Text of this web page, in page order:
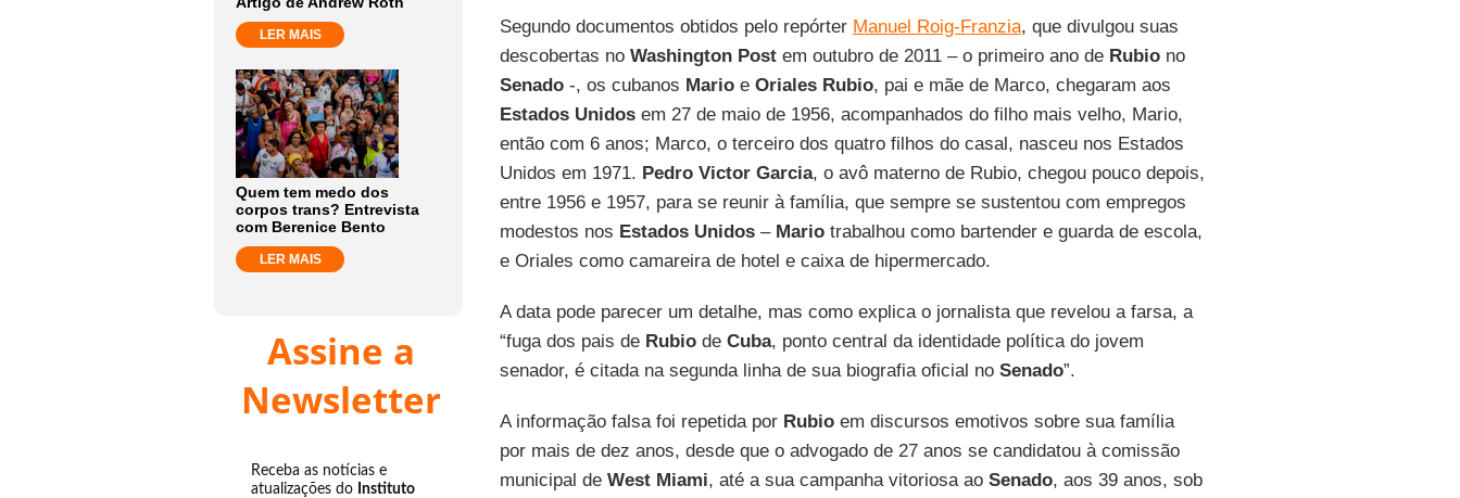
LER MAIS
Quem tem medo dos
corpos trans? Entrevista
com Berenice Bento
LER MAIS
Assine a
Newsletter
Receba as notícias e
atualizações do Instituto
Segundo documentos obtidos pelo repórter Manuel Roig-Franzia, que divulgou suas
descobertas no Washington Postem outubro de 2011 – o primeiro ano de Rubiono
Senado-, os cubanos Marioe Oriales Rubio, pai e mãe de Marco, chegaram aos
Estados Unidosem 27 de maio de 1956, acompanhados do filho mais velho, Mario,
então com 6 anos; Marco, o terceiro dos quatro filhos do casal, nasceu nos Estados
Unidos em 1971. Pedro Victor Garcia, o avô materno de Rubio, chegou pouco depois,
entre 1956 e 1957, para se reunir à família, que sempre se sustentou com empregos
modestos nos Estados Unidos– Mariotrabalhou como bartender e guarda de escola,
e Oriales como camareira de hotel e caixa de hipermercado.
A data pode parecer um detalhe, mas como explica o jornalista que revelou a farsa, a
“fuga dos pais de Rubiode Cuba, ponto central da identidade política do jovem
senador, é citada na segunda linha de sua biografia oficial no Senado”.
A informação falsa foi repetida por Rubioem discursos emotivos sobre sua família
por mais de dez anos, desde que o advogado de 27 anos se candidatou à comissão
municipal de West Miami, até a sua campanha vitoriosa ao Senado, aos 39 anos, sob